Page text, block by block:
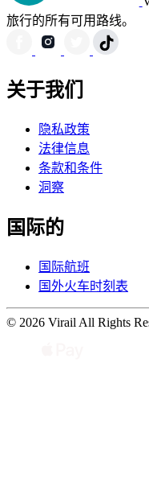
旅行的所有可用路线。
关于我们
隐私政策
法律信息
条款和条件
洞察
国际的
国际航班
国外火车时刻表
© 2026 Virail All Rights